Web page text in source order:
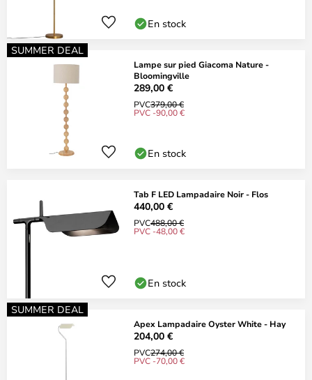
En stock
SUMMER DEAL
Lampe sur pied Giacoma Nature -
Bloomingville
289,00 €
PVC379,00 €
PVC -90,00 €
En stock
Tab F LED Lampadaire Noir - Flos
440,00 €
PVC488,00 €
PVC -48,00 €
En stock
SUMMER DEAL
Apex Lampadaire Oyster White - Hay
204,00 €
PVC274,00 €
PVC -70,00 €